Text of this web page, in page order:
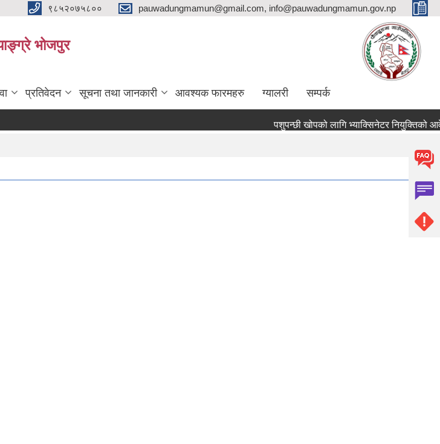
९८५२०७५८०० pauwadungmamun@gmail.com, info@pauwadungmamun.gov.np
भोजपुर
प्रतिवेदन सूचना तथा जानकारी आवश्यक फारमहरु ग्यालरी सम्पर्क
पशुपन्छी खोपको लागि भ्याक्सिनेटर नियुक्तिको आवेदन